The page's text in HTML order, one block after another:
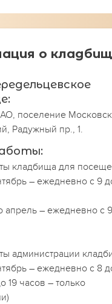
о
поселение
Радужный пр., 1.
кладбища для
– ежедневно с 9
апрель – ежедневно с
администрации
– ежедневно с 8
19 часов – только